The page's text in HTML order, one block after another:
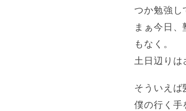
つか勉強し
まぁ今日
もなく。
土日辺りは
そういえ
僕の行く手